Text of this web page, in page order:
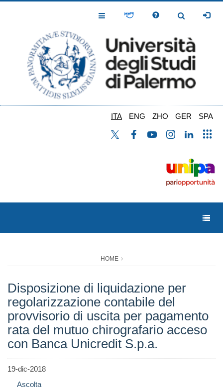
Toggle
Toggle
ITA ENG ZHO GER SPA
HOME
Disposizione di liquidazione per
regolarizzazione contabile del
provvisorio di uscita per pagamento
rata del mutuo chirografario acceso
con Banca Unicredit S.p.a.
19-dic-2018
Ascolta